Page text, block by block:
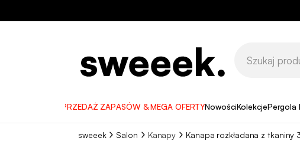
WYPRZEDAŻ ZAPASÓW & MEGA OFERTYNowościKolekcjePergola
sweeek Salon Kanapy Kanapa rozkładana z tkaniny